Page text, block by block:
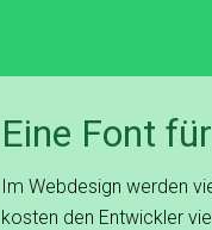
Eine Font
Im Webdesign werden
kosten den Entwickler